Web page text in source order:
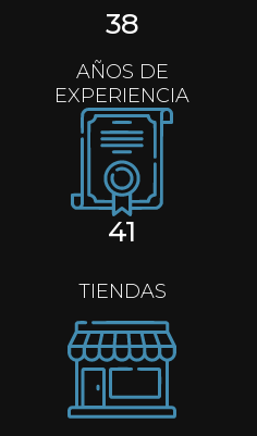
38
AÑOS DE
EXPERIENCIA
41
TIENDAS